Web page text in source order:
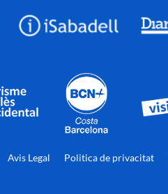
Avis Legal Politica de privacitat